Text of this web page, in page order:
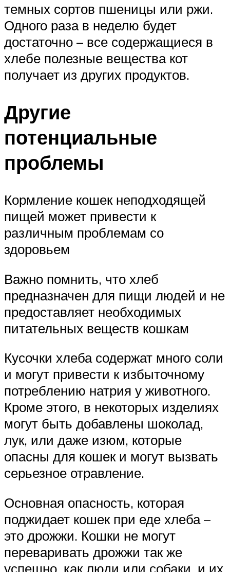
темных сортов пшеницы или ржи.
Одного раза в неделю будет
достаточно – все содержащиеся в
хлебе полезные вещества кот
получает из других продуктов.
Другие
потенциальные
проблемы
Кормление кошек неподходящей
пищей может привести к
различным проблемам со
здоровьем
Важно помнить, что хлеб
предназначен для пищи людей и не
предоставляет необходимых
питательных веществ кошкам
Кусочки хлеба содержат много соли
и могут привести к избыточному
потреблению натрия у животного.
Кроме этого, в некоторых изделиях
могут быть добавлены шоколад,
лук, или даже изюм, которые
опасны для кошек и могут вызвать
серьезное отравление.
Основная опасность, которая
поджидает кошек при еде хлеба –
это дрожжи. Кошки не могут
переваривать дрожжи так же
успешно, как люди или собаки, и их